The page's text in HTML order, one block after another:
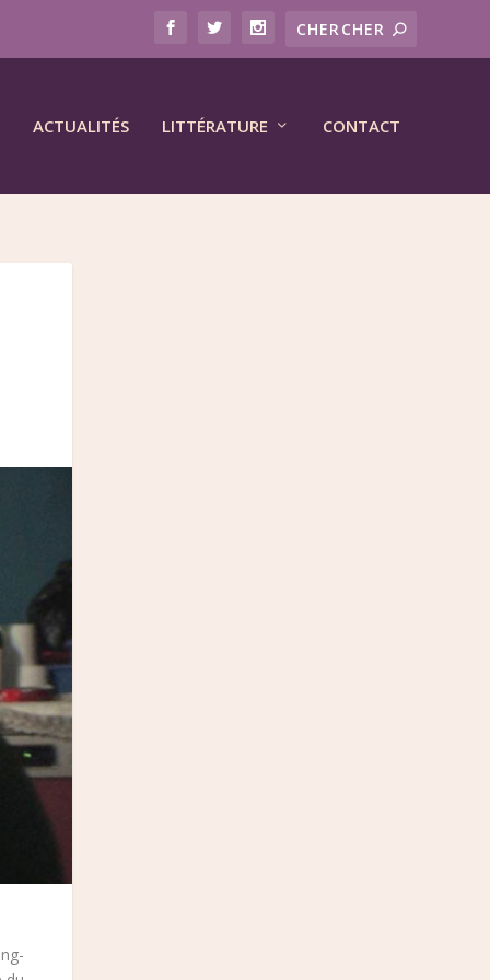
ACTUALITÉS LITTÉRATURE CONTACT